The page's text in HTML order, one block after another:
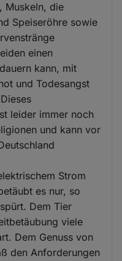
Muskeln, die
Speiseröhre sowie
einen
kann, mit
und Todesangst
leider immer noch
und kann vor
Strom
es nur, so
Dem Tier
viele
Dem Genuss von
den Anforderungen